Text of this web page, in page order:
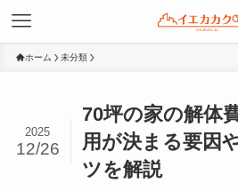
ホーム 未分類
70坪の家の解体
用が決まる要因
ツを解説
2025
12/26